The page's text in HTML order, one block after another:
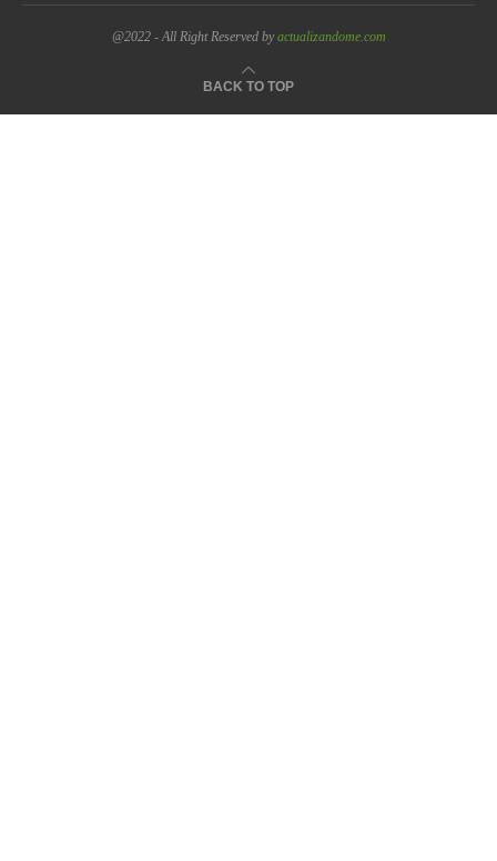
@2022 - All Right Reserved byactualizandome.com
BACK TO TOP